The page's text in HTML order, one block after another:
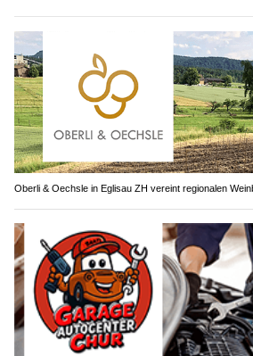
Oberli & Oechsle in Eglisau ZH vereint regionalen